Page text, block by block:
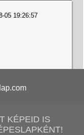
05 19:26:57
KÉPEID IS